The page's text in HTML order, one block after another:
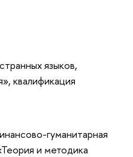
языков,
квалификация
гуманитарная
и методика